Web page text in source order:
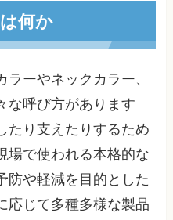
何か
ーやネックカラー、
な呼び方があります
たり支えたりするため
場で使われる本格的な
防や軽減を目的とした
応じて多種多様な製品